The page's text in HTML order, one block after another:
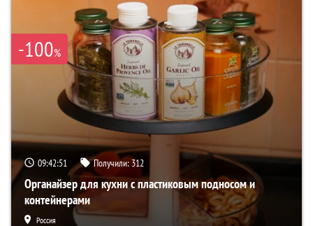
-100%
09:42:50 Получили: 312
Органайзер для кухни с пластиковым подносом и
контейнерами
Россия